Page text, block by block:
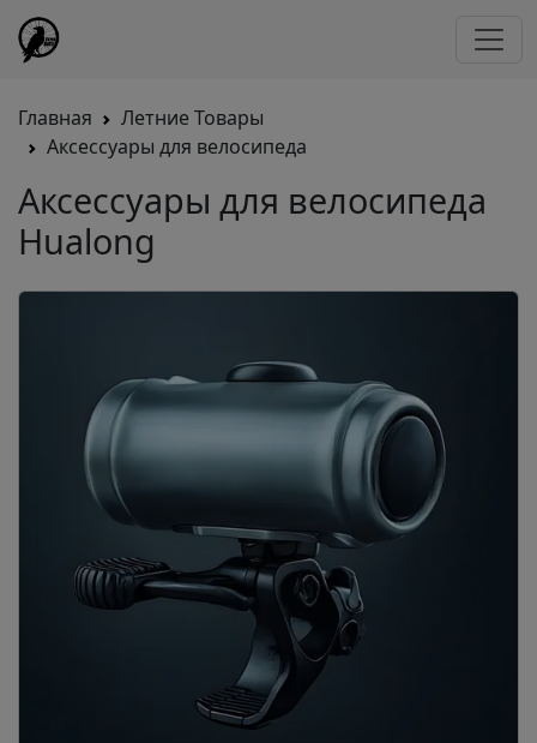
Главная
Летние Товары
Аксессуары для велосипеда
Аксессуары для велосипеда
Hualong